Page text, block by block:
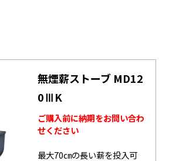
無煙薪ストーブ MD12
0ⅢK
ご購入前に納期をお問い合わ
せください
最大70㎝の長い薪を投入可